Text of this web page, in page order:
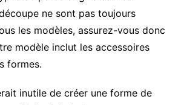
ne sont pas toujours
les modèles, assurez-vous donc
modèle inclut les accessoires
formes.
inutile de créer une forme de